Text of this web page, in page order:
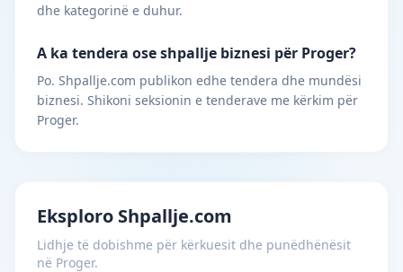
dhe kategorinë e duhur.
A ka tendera ose shpallje biznesi për Proger?
Po. Shpallje.com publikon edhe tendera dhe mundësi
biznesi. Shikoni seksionin e tenderave me kërkim për
Proger.
Eksploro Shpallje.com
Lidhje të dobishme për kërkuesit dhe punëdhënësit
në Proger.